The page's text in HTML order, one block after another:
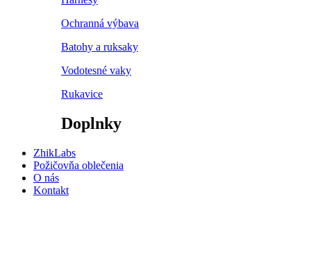
Ochranná výbava
Batohy a ruksaky
Vodotesné vaky
Rukavice
Doplnky
ZhikLabs
Požičovňa oblečenia
O nás
Kontakt